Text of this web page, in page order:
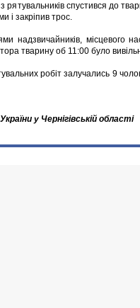
рятувальників спустився до
і закріпив трос.
надзвичайників, місцевого
тварину об 11:00 було
робіт залучались 9
у Чернігівській області